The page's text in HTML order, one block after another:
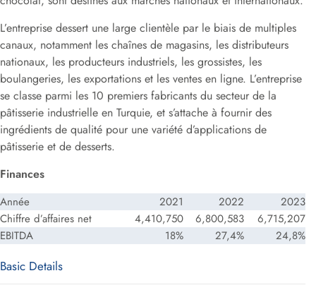
L’entreprise dessert une large clientèle par le biais de multiples
canaux, notamment les chaînes de magasins, les distributeurs
nationaux, les producteurs industriels, les grossistes, les
boulangeries, les exportations et les ventes en ligne. L’entreprise
se classe parmi les 10 premiers fabricants du secteur de la
pâtisserie industrielle en Turquie, et s’attache à fournir des
ingrédients de qualité pour une variété d’applications de
pâtisserie et de desserts.
Finances
Année 2021 2022
2023
Chiffre d’affaires net
4,410,750 6,800,583
6,715,207
EBITDA
18% 27,4% 24,8%
Basic Details